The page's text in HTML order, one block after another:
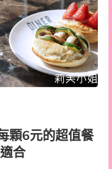
顆6元的超值餐
合